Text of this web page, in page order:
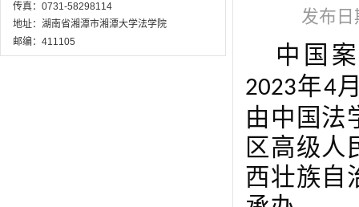
传真：0731-58298114
地址：湖南省湘潭市湘潭大学法学院
邮编：411105
发布日
中国
2023年4
由中国法
区高级人
西壮族自